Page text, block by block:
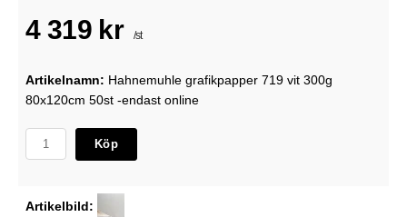
4 319 kr /st
Artikelnamn: Hahnemuhle grafikpapper 719 vit 300g
80x120cm 50st -endast online
Köp
Artikelbild: